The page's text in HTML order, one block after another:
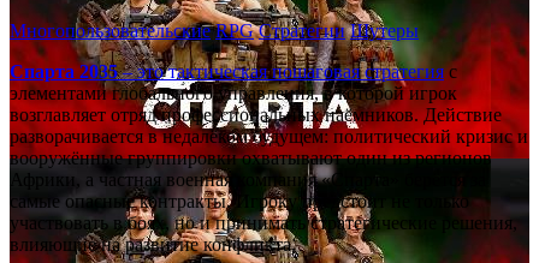
Многопользовательские RPG Стратегии Шутеры
Спарта 2035– это тактическаяпошаговая стратегияс
элементами глобального управления, в которой игрок
возглавляет отряд профессиональных наёмников. Действие
разворачивается в недалёком будущем: политический кризис и
вооружённые группировки охватывают один из регионов
Африки, а частная военная компания «Спарта» берётся за
самые опасные контракты. Игроку предстоит не только
участвовать в боях, но и принимать стратегические решения,
влияющие на развитие конфликта.